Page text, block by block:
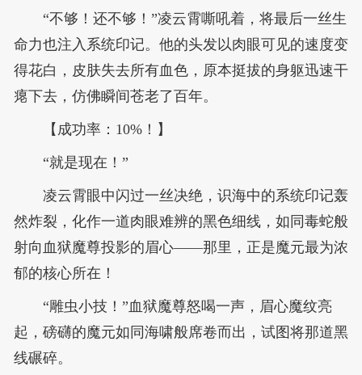
“不够！还不够！”凌云霄嘶吼着，将最后一丝生
命力也注入系统印记。他的头发以肉眼可见的速度变
得花白，皮肤失去所有血色，原本挺拔的身躯迅速干
瘪下去，仿佛瞬间苍老了百年。
【成功率：10%！】
“就是现在！”
凌云霄眼中闪过一丝决绝，识海中的系统印记轰
然炸裂，化作一道肉眼难辨的黑色细线，如同毒蛇般
射向血狱魔尊投影的眉心——那里，正是魔元最为浓
郁的核心所在！
“雕虫小技！”血狱魔尊怒喝一声，眉心魔纹亮
起，磅礴的魔元如同海啸般席卷而出，试图将那道黑
线碾碎。